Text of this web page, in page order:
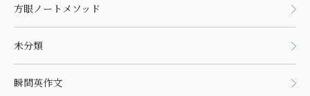
方眼ノートメソッド
未分類
瞬間英作文